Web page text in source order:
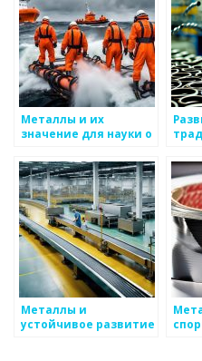
Металлы и их
значение для науки о
Металлы и
устойчивое развитие